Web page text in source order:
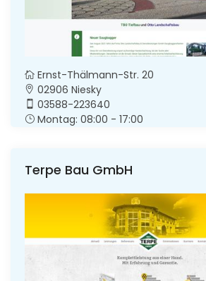
Ernst-Thälmann-Str. 20
02906 Niesky
03588-223640
Montag: 08:00 - 17:00
Terpe Bau GmbH